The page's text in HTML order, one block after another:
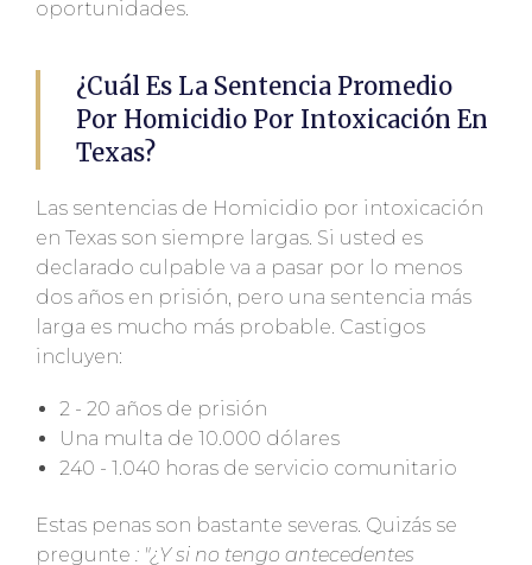
oportunidades.
¿Cuál Es La Sentencia Promedio
Por Homicidio Por Intoxicación En
Texas?
Las sentencias de Homicidio por intoxicación
en Texas son siempre largas. Si usted es
declarado culpable va a pasar por lo menos
dos años en prisión, pero una sentencia más
larga es mucho más probable. Castigos
incluyen:
2 - 20 años de prisión
Una multa de 10.000 dólares
240 - 1.040 horas de servicio comunitario
Estas penas son bastante severas. Quizás se
pregunte : "¿Y si no tengo antecedentes